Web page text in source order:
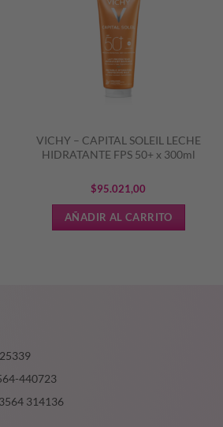
VICHY – CAPITAL SOLEIL LECHE
HIDRATANTE FPS 50+ x 300ml
$95.021,00
AÑADIR AL CARRITO
440723
314136